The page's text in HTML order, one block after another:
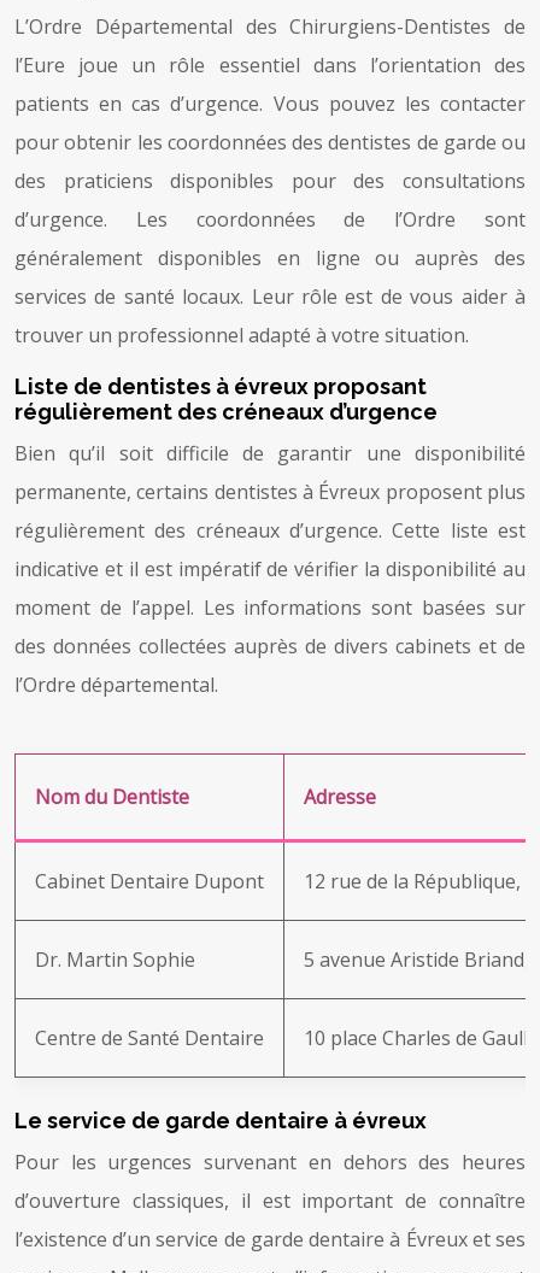
L’Ordre Départemental des Chirurgiens-Dentistes de
l’Eure joue un rôle essentiel dans l’orientation des
patients en cas d’urgence. Vous pouvez les contacter
pour obtenir les coordonnées des dentistes de garde ou
des praticiens disponibles pour des consultations
d’urgence. Les coordonnées de l’Ordre sont
généralement disponibles en ligne ou auprès des
services de santé locaux. Leur rôle est de vous aider à
trouver un professionnel adapté à votre situation.
Liste de dentistes à évreux proposant
régulièrement des créneaux d’urgence
Bien qu’il soit difficile de garantir une disponibilité
permanente, certains dentistes à Évreux proposent plus
régulièrement des créneaux d’urgence. Cette liste est
indicative et il est impératif de vérifier la disponibilité au
moment de l’appel. Les informations sont basées sur
des données collectées auprès de divers cabinets et de
l’Ordre départemental.
Nom du Dentiste Adresse
Cabinet Dentaire Dupont 12 rue de la République,
Dr. Martin Sophie 5 avenue Aristide Briand,
Centre de Santé Dentaire 10 place Charles de
Le service de garde dentaire à évreux
Pour les urgences survenant en dehors des heures
d’ouverture classiques, il est important de connaître
l’existence d’un service de garde dentaire à Évreux et ses